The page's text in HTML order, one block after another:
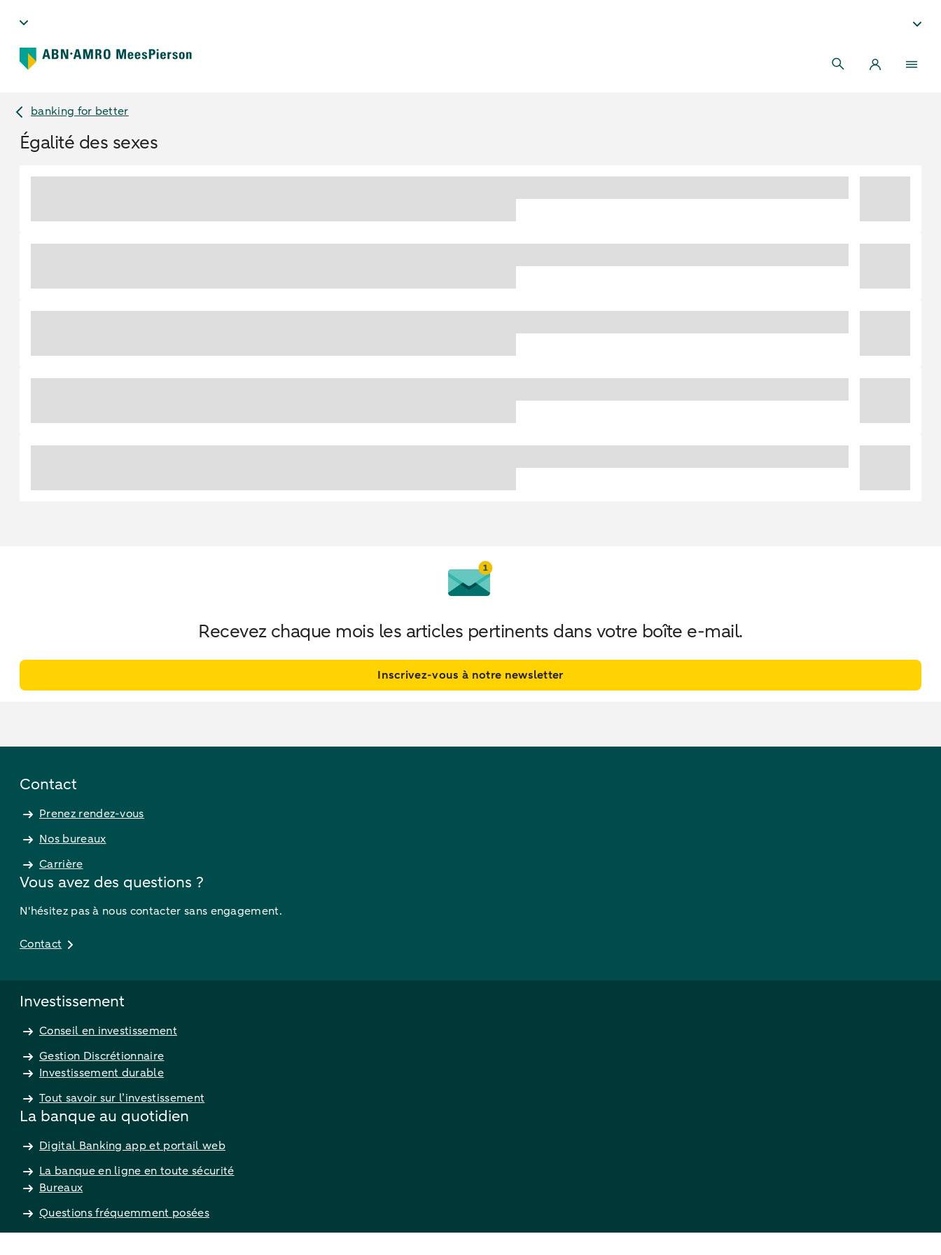
banking for better
Égalité des sexes
Recevez chaque mois les articles pertinents dans votre boîte e-mail.
Inscrivez-vous à notre newsletter
Contact
Prenez rendez-vous
Nos bureaux
Carrière
Vous avez des questions ?
N'hésitez pas à nous contacter sans engagement.
Contact
Investissement
Conseil en investissement
Gestion Discrétionnaire
Investissement durable
Tout savoir sur l’investissement
La banque au quotidien
Digital Banking app et portail web
La banque en ligne en toute sécurité
Bureaux
Questions fréquemment posées